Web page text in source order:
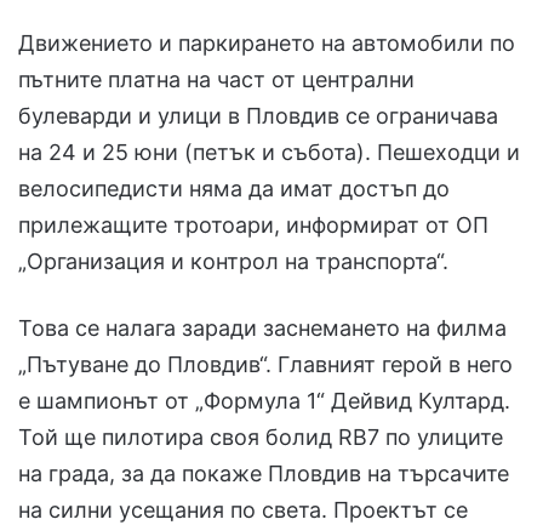
Движението и паркирането на автомобили по
пътните платна на част от централни
булеварди и улици в Пловдив се ограничава
на 24 и 25 юни (петък и събота). Пешеходци и
велосипедисти няма да имат достъп до
прилежащите тротоари, информират от ОП
„Организация и контрол на транспорта“.
Това се налага заради заснемането на филма
„Пътуване до Пловдив“. Главният герой в него
е шампионът от „Формула 1“ Дейвид Култард.
Той ще пилотира своя болид RB7 по улиците
на града, за да покаже Пловдив на търсачите
на силни усещания по света. Проектът се